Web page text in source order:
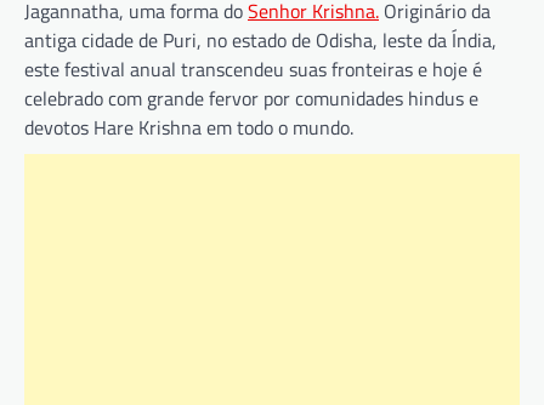
Jagannatha, uma forma doSenhor Krishna. Originário da
antiga cidade de Puri, no estado de Odisha, leste da Índia,
este festival anual transcendeu suas fronteiras e hoje é
celebrado com grande fervor por comunidades hindus e
devotos Hare Krishna em todo o mundo.